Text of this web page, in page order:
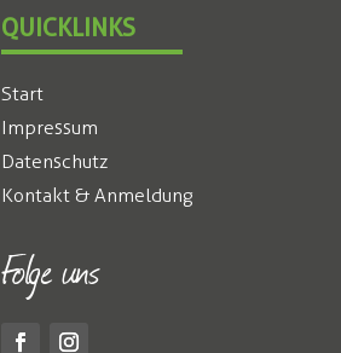
QUICKLINKS
Start
Impressum
Datenschutz
Kontakt & Anmeldung
Folge uns